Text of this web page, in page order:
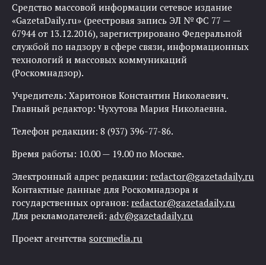
Средство массовой информации сетевое издание
«GazetaDaily.ru» (реестровая запись ЭЛ № ФС 77 —
67944 от 13.12.2016), зарегистрировано Федеральной
службой по надзору в сфере связи, информационных
технологий и массовых коммуникаций
(Роскомнадзор).
Учредитель: Харитонов Константин Николаевич.
Главный редактор: Чухутова Мария Николаевна.
Телефон редакции: 8 (937) 396-77-86.
Время работы: 10.00 — 19.00 по Москве.
Электронный адрес редакции: redactor@gazetadaily.ru
Контактные данные для Роскомнадзора и
государственных органов: redactor@gazetadaily.ru
Для рекламодателей: adv@gazetadaily.ru
Проект агентства sorcmedia.ru